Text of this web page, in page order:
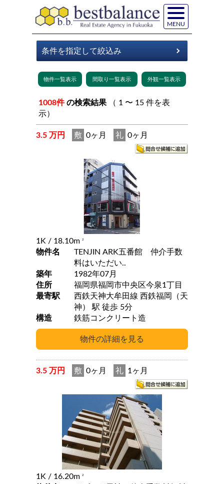
MENU
1008件 の検索結果
示）
3.5 万円 敷 0ヶ月 礼 0ヶ月
1K / 18.10m 2
物件名
TENJIN ARK五番館 仲介手数
料はいただい..
築年
1982年07月
住所
福岡県福岡市中央区今泉1丁目
最寄駅
西鉄天神大牟田線 西鉄福岡（天
神） 駅 徒歩 5分
構造
鉄筋コンクリート造
3.5 万円 敷 0ヶ月 礼 1ヶ月
1K / 16.20m 2